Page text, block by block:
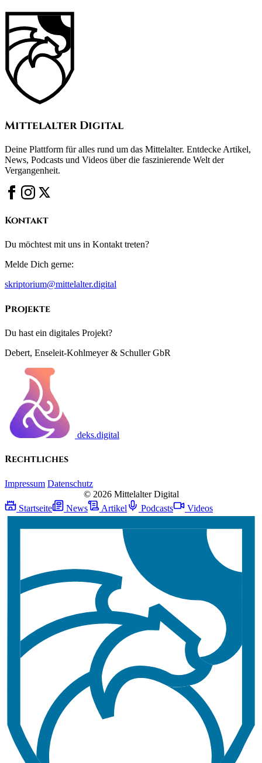
Mittelalter Digital
Deine Plattform für alles rund um das Mittelalter. Entdecke Artikel,
News, Podcasts und Videos über die faszinierende Welt der
Vergangenheit.
Kontakt
Du möchtest mit uns in Kontakt treten?
Melde Dich gerne:
skriptorium@mittelalter.digital
Projekte
Du hast ein digitales Projekt?
Debert, Enseleit-Kohlmeyer & Schuller GbR
deks.digital
Rechtliches
Impressum Datenschutz
© 2026 Mittelalter Digital
Startseite
News Artikel Podcasts Videos